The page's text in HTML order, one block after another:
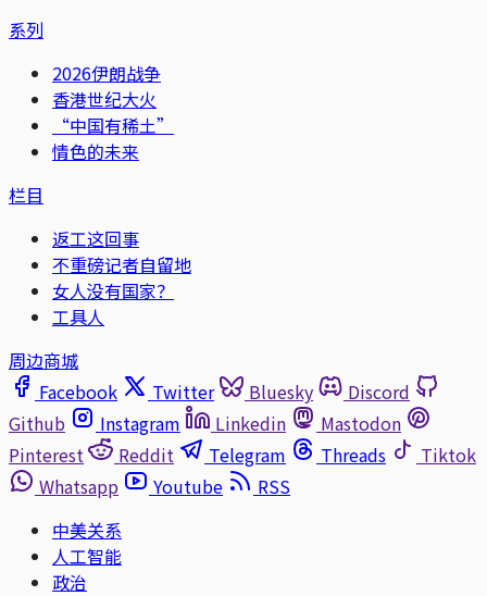
系列
2026伊朗战争
香港世纪大火
“中国有稀土”
情色的未来
栏目
返工这回事
不重磅记者自留地
女人没有国家？
工具人
周边商城
Facebook
Twitter Bluesky
Discord
Github
Instagram Linkedin
Mastodon
Pinterest
Reddit Telegram Threads
Tiktok
Whatsapp
Youtube
RSS
中美关系
人工智能
政治